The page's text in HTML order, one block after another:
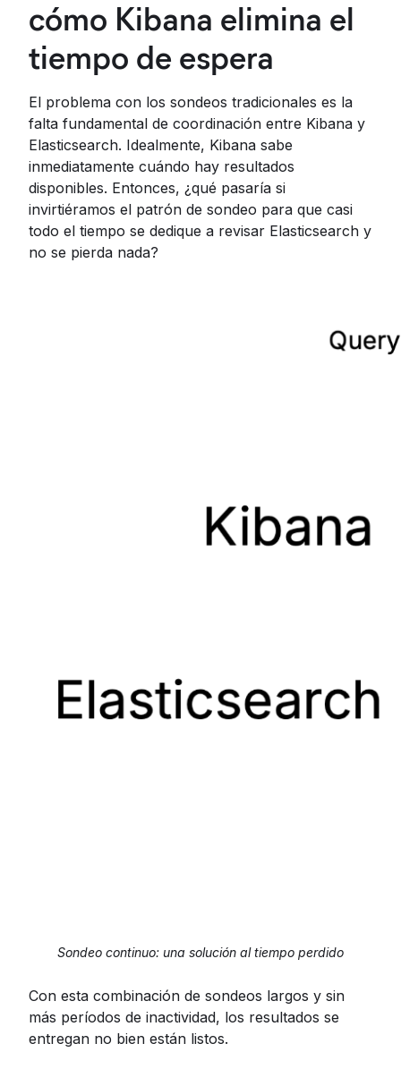
cómo Kibana elimina el
tiempo de espera
El problema con los sondeos tradicionales es la
falta fundamental de coordinación entre Kibana y
Elasticsearch. Idealmente, Kibana sabe
inmediatamente cuándo hay resultados
disponibles. Entonces, ¿qué pasaría si
invirtiéramos el patrón de sondeo para que casi
todo el tiempo se dedique a revisar Elasticsearch y
no se pierda nada?
Sondeo continuo: una solución al tiempo perdido
Con esta combinación de sondeos largos y sin
más períodos de inactividad, los resultados se
entregan no bien están listos.